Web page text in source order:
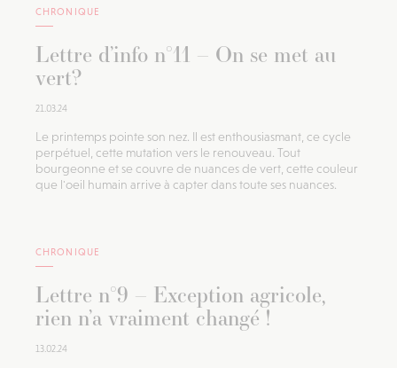
CHRONIQUE
Lettre d’info n°11 – On se met au
vert?
21.03.24
Le printemps pointe son nez. Il est enthousiasmant, ce cycle
perpétuel, cette mutation vers le renouveau. Tout
bourgeonne et se couvre de nuances de vert, cette couleur
que l'oeil humain arrive à capter dans toute ses nuances.
CHRONIQUE
Lettre n°9 – Exception agricole,
rien n’a vraiment changé !
13.02.24